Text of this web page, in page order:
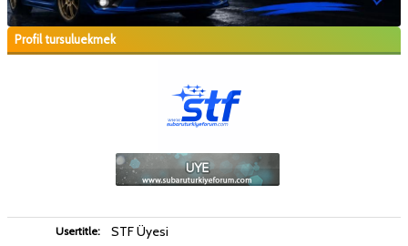
Profil tursuluekmek
Usertitle: STF Üyesi